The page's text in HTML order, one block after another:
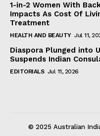
1-in-2 Women With
Impacts As Cost Of
Treatment
HEALTH AND BEAUTY Jul 11,
Diaspora Plunged into
Suspends Indian
EDITORIALS Jul 11, 2026
© 2025 Australian